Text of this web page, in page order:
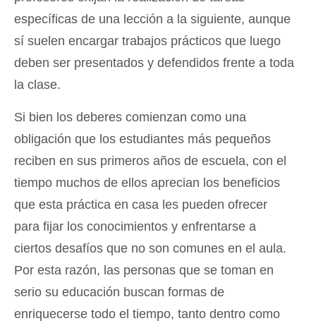
específicas de una lección a la siguiente, aunque
sí suelen encargar trabajos prácticos que luego
deben ser presentados y defendidos frente a toda
la clase.
Si bien los deberes comienzan como una
obligación que los estudiantes más pequeños
reciben en sus primeros años de escuela, con el
tiempo muchos de ellos aprecian los beneficios
que esta práctica en casa les pueden ofrecer
para fijar los conocimientos y enfrentarse a
ciertos desafíos que no son comunes en el aula.
Por esta razón, las personas que se toman en
serio su educación buscan formas de
enriquecerse todo el tiempo, tanto dentro como